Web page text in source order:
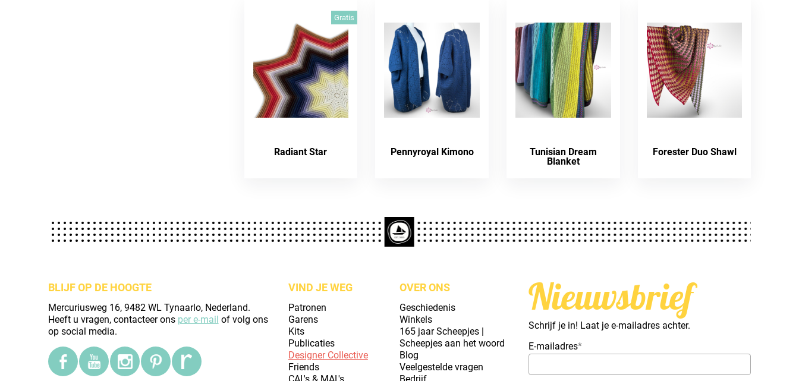
Gratis
Radiant Star Pennyroyal Kimono
Tunisian Dream
Blanket
Forester Duo Shawl
BLIJF OP DE HOOGTE
Mercuriusweg 16, 9482 WL Tynaarlo, Nederland.
Heeft u vragen, contacteer ons per e-mail of volg ons
op social media.
VIND JE WEG
Patronen
Garens
Kits
Publicaties
Designer Collective
Friends
OVER ONS
Geschiedenis
Winkels
165 jaar Scheepjes |
Scheepjes aan het woord
Blog
Veelgestelde vragen
Nieuwsbrief
Schrijf je in! Laat je e-mailadres achter.
E-mailadres*